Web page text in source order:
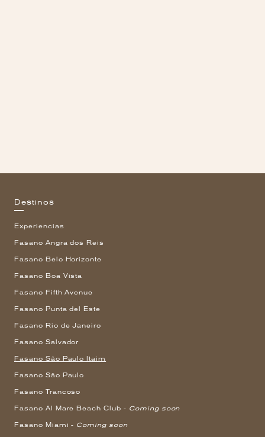
Destinos
Experiencias
Fasano Angra dos Reis
Fasano Belo Horizonte
Fasano Boa Vista
Fasano Fifth Avenue
Fasano Punta del Este
Fasano Rio de Janeiro
Fasano Salvador
Fasano São Paulo Itaim
Fasano São Paulo
Fasano Trancoso
Fasano Al Mare Beach Club - Coming soon
Fasano Miami - Coming soon